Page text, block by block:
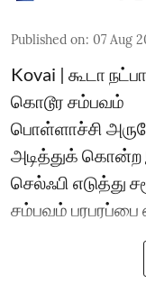
Published on: 07 Aug
Kovai | கூடா
கொடூர சம்பவம்
பொள்ளாச்சி
அடித்துக்
செல்ஃபி எடுத்து
சம்பவம் பரபரப்பை